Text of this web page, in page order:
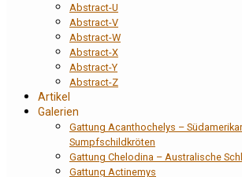
Abstract-U
Abstract-V
Abstract-W
Abstract-X
Abstract-Y
Abstract-Z
Artikel
Galerien
Gattung Acanthochelys –
Sumpfschildkröten
Gattung Chelodina – Australische
Gattung Actinemys